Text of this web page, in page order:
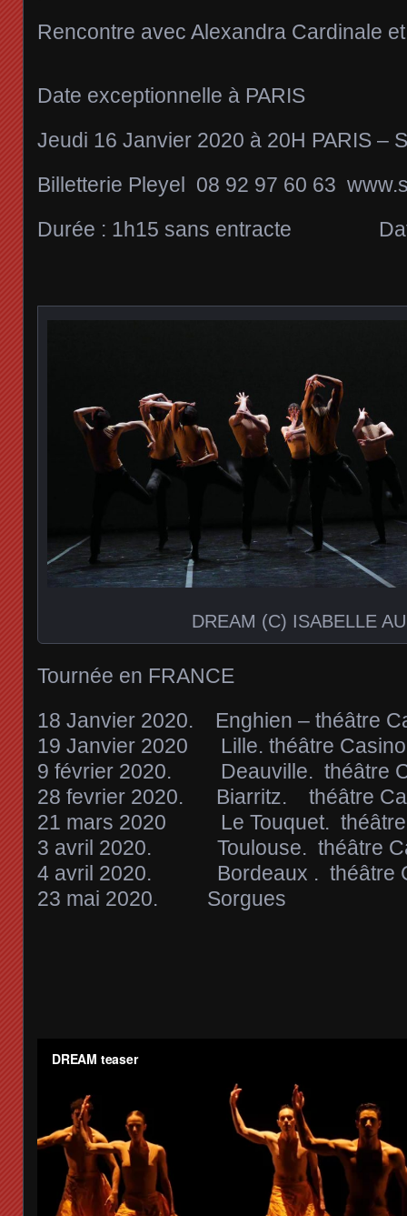
Rencontre avec Alexandra Cardinale
Date exceptionnelle à PARIS
Jeudi 16 Janvier 2020 à 20H PARIS –
Billetterie Pleyel 08 92 97 60 63
Durée : 1h15 sans entracte Date
DREAM (C) ISABELLE
Tournée en FRANCE
18 Janvier 2020. Enghien – théâtre
19 Janvier 2020 Lille. théâtre
9 février 2020. Deauville. théâtre
28 fevrier 2020. Biarritz. théâtre
21 mars 2020 Le Touquet. théâtre
3 avril 2020. Toulouse. théâtre
4 avril 2020. Bordeaux . théâtre
23 mai 2020. Sorgues